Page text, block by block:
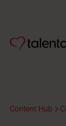
Content Hub